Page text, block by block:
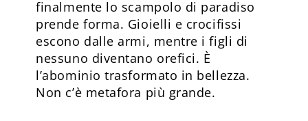
finalmente lo scampolo di paradiso
prende forma. Gioielli e crocifissi
escono dalle armi, mentre i figli di
nessuno diventano orefici. È
l’abominio trasformato in bellezza.
Non c’è metafora più grande.